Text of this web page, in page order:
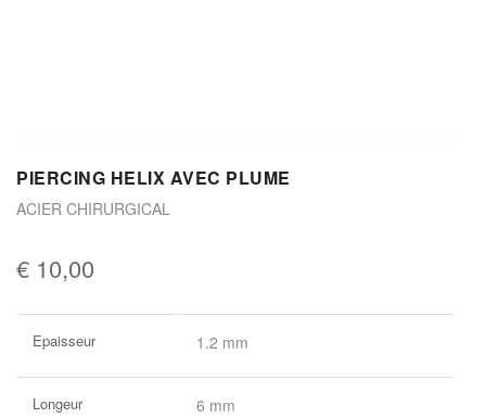
PIERCING HELIX AVEC PLUME
ACIER CHIRURGICAL
€ 10,00
d’information
Epaisseur 1.2 mm
Longeur 6 mm